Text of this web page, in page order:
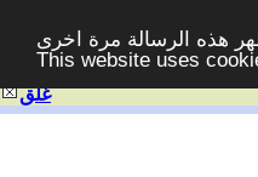
هذه الرسالة مرة اخرى -
This website uses
غلق